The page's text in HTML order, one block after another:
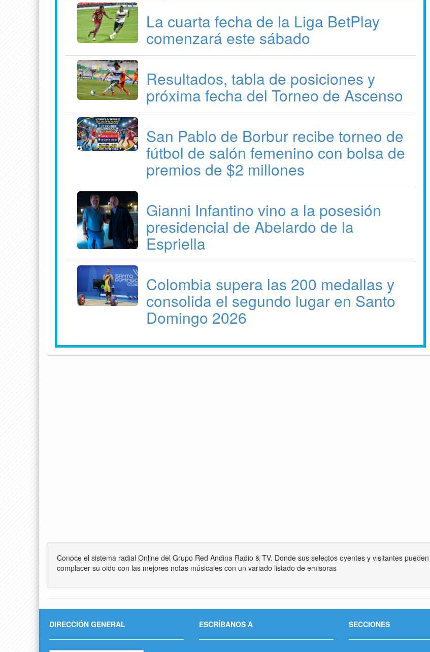
La cuarta fecha de la Liga BetPlay
comenzará este sábado
Resultados, tabla de posiciones y
próxima fecha del Torneo de Ascenso
San Pablo de Borbur recibe torneo de
fútbol de salón femenino con bolsa de
premios de $2 millones
Gianni Infantino vino a la posesión
presidencial de Abelardo de la
Espriella
Colombia supera las 200 medallas y
consolida el segundo lugar en Santo
Domingo 2026
Conoce el sistema radial Online del Grupo Red Andina Radio & TV. Donde sus selectos oyentes y visitantes pueden
complacer su oido con las mejores notas músicales con un variado listado de emisoras
DIRECCIÓN GENERAL ESCRÍBANOS A SECCIONES